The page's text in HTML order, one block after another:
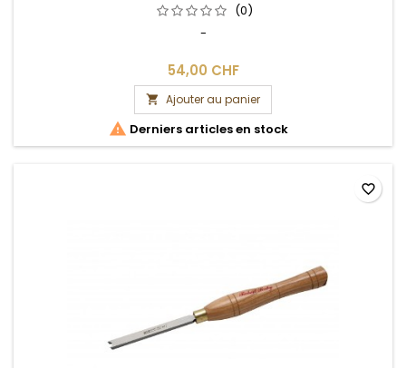
(0)
-
54,00 CHF
 Ajouter au panier
 Derniers articles en stock
favorite_border